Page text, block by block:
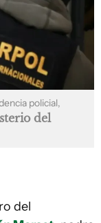
policial,
del
del